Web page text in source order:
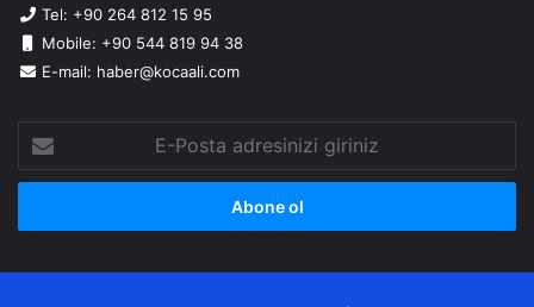
Tel: +90 264 812 15 95
Mobile: +90 544 819 94 38
E-mail: haber@kocaali.com
Posta
adresinizi